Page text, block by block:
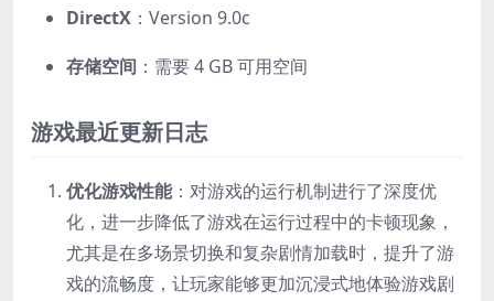
DirectX ：Version 9.0c
存储空间 ：需要 4 GB 可用空间
游戏最近更新日志
优化游戏性能：对游戏的运行机制进行了深度优
化，进一步降低了游戏在运行过程中的卡顿现象，
尤其是在多场景切换和复杂剧情加载时，提升了游
戏的流畅度，让玩家能够更加沉浸式地体验游戏剧